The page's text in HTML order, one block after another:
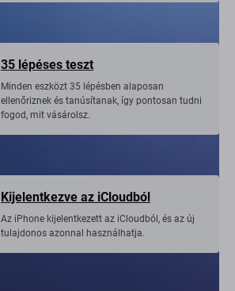
35 lépéses teszt
Minden eszközt 35 lépésben alaposan
ellenőriznek és tanúsítanak, így pontosan tudni
fogod, mit vásárolsz.
Kijelentkezve az iCloudból
Az iPhone kijelentkezett az iCloudból, és az új
tulajdonos azonnal használhatja.